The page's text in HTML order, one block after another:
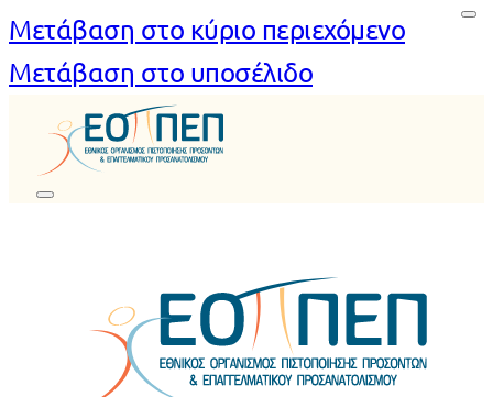
Μετάβαση στο κύριο περιεχόμενο
Μετάβαση στο υποσέλιδο